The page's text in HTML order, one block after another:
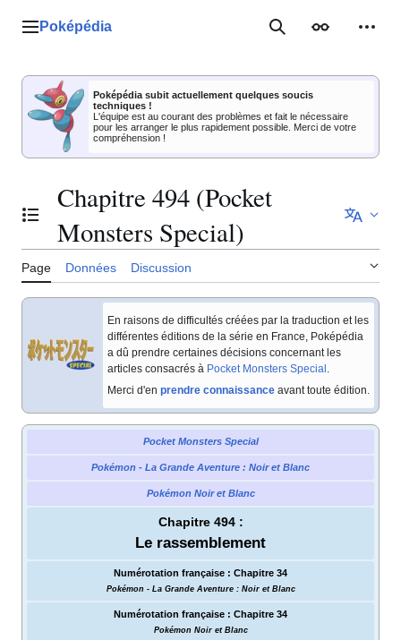
Menu principal
Poképédia RechercherApparence
Poképédia subit actuellement quelques soucis
techniques !
L'équipe est au courant des problèmes et fait le nécessaire
pour les arranger le plus rapidement possible. Merci de votre
compréhension !
Basculer la table des matières
Chapitre 494 (Pocket
Monsters Special)
Page Données Discussion
En raisons de difficultés créées par la traduction et les
différentes éditions de la série en France, Poképédia
a dû prendre certaines décisions concernant les
articles consacrés à Pocket Monsters Special.
Merci d'en prendre connaissance avant toute édition.
Pocket Monsters Special
Pokémon - La Grande Aventure : Noir et Blanc
Pokémon Noir et Blanc
Chapitre 494 :
Le rassemblement
Numérotation française : Chapitre 34
Pokémon - La Grande Aventure : Noir et Blanc
Numérotation française : Chapitre 34
Pokémon Noir et Blanc